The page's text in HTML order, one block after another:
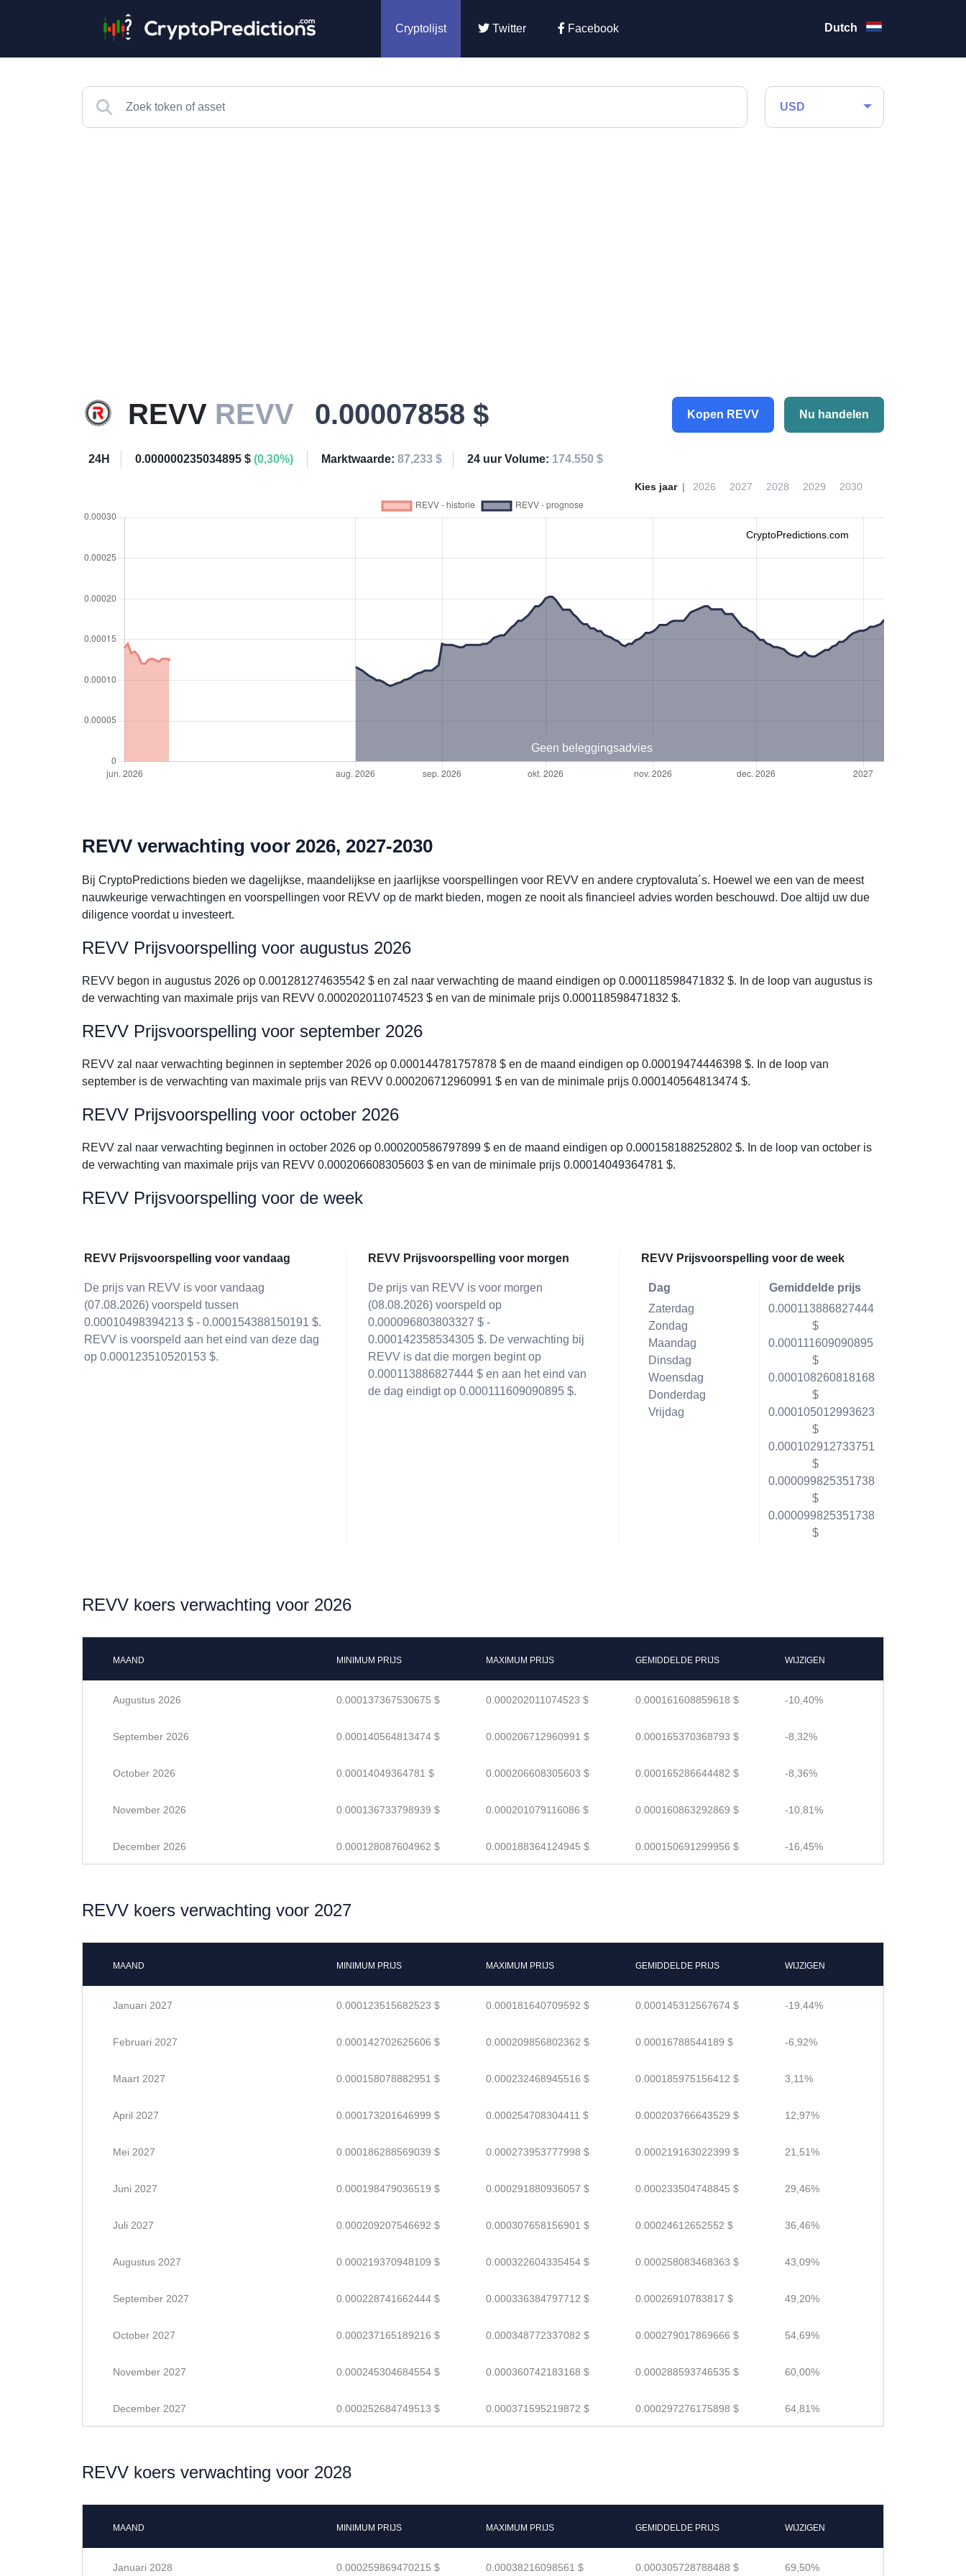
Cryptolijst Twitter Facebook Dutch
USD
REVV REVV 0.00007858 $ Kopen REVV Nu handelen
24H 0.000000235034895 $ (0,30%) Marktwaarde: 87,233 $ 24 uur Volume: 174.550 $
Kies jaar 2026 2027 2028 2029 2030
CryptoPredictions.com
Geen beleggingsadvies
REVV verwachting voor 2026, 2027-2030
Bij CryptoPredictions bieden we dagelijkse, maandelijkse en jaarlijkse voorspellingen voor REVV en andere cryptovaluta´s. Hoewel we een van de meest
nauwkeurige verwachtingen en voorspellingen voor REVV op de markt bieden, mogen ze nooit als financieel advies worden beschouwd. Doe altijd uw due
diligence voordat u investeert.
REVV Prijsvoorspelling voor augustus 2026
REVV begon in augustus 2026 op 0.001281274635542 $ en zal naar verwachting de maand eindigen op 0.000118598471832 $. In de loop van augustus is
de verwachting van maximale prijs van REVV 0.000202011074523 $ en van de minimale prijs 0.000118598471832 $.
REVV Prijsvoorspelling voor september 2026
REVV zal naar verwachting beginnen in september 2026 op 0.000144781757878 $ en de maand eindigen op 0.00019474446398 $. In de loop van
september is de verwachting van maximale prijs van REVV 0.000206712960991 $ en van de minimale prijs 0.000140564813474 $.
REVV Prijsvoorspelling voor october 2026
REVV zal naar verwachting beginnen in october 2026 op 0.000200586797899 $ en de maand eindigen op 0.000158188252802 $. In de loop van october is
de verwachting van maximale prijs van REVV 0.000206608305603 $ en van de minimale prijs 0.00014049364781 $.
REVV Prijsvoorspelling voor de week
REVV Prijsvoorspelling voor vandaag
De prijs van REVV is voor vandaag
(07.08.2026) voorspeld tussen
0.00010498394213 $ - 0.000154388150191 $.
REVV is voorspeld aan het eind van deze dag
op 0.000123510520153 $.
REVV Prijsvoorspelling voor morgen
De prijs van REVV is voor morgen
(08.08.2026) voorspeld op
0.000096803803327 $ -
0.000142358534305 $. De verwachting bij
REVV is dat die morgen begint op
0.000113886827444 $ en aan het eind van
de dag eindigt op 0.000111609090895 $.
REVV Prijsvoorspelling voor de week
Dag
Zaterdag
Zondag
Maandag
Dinsdag
Woensdag
Donderdag
Vrijdag
Gemiddelde prijs
0.000113886827444
$
0.000111609090895
$
0.000108260818168
$
0.000105012993623
$
0.000102912733751
$
0.000099825351738
$
0.000099825351738
$
REVV koers verwachting voor 2026
MAAND MINIMUM PRIJS MAXIMUM PRIJS GEMIDDELDE PRIJS WIJZIGEN
Augustus 2026 0.000137367530675 $ 0.000202011074523 $ 0.000161608859618 $ -10,40%
September 2026 0.000140564813474 $ 0.000206712960991 $ 0.000165370368793 $ -8,32%
October 2026 0.00014049364781 $ 0.000206608305603 $ 0.000165286644482 $ -8,36%
November 2026 0.000136733798939 $ 0.000201079116086 $ 0.000160863292869 $ -10,81%
December 2026 0.000128087604962 $ 0.000188364124945 $ 0.000150691299956 $ -16,45%
REVV koers verwachting voor 2027
MAAND MINIMUM PRIJS MAXIMUM PRIJS GEMIDDELDE PRIJS WIJZIGEN
Januari 2027 0.000123515682523 $ 0.000181640709592 $ 0.000145312567674 $ -19,44%
Februari 2027 0.000142702625606 $ 0.000209856802362 $ 0.00016788544189 $ -6,92%
Maart 2027 0.000158078882951 $ 0.000232468945516 $ 0.000185975156412 $ 3,11%
April 2027 0.000173201646999 $ 0.000254708304411 $ 0.000203766643529 $ 12,97%
Mei 2027 0.000186288569039 $ 0.000273953777998 $ 0.000219163022399 $ 21,51%
Juni 2027 0.000198479036519 $ 0.000291880936057 $ 0.000233504748845 $ 29,46%
Juli 2027 0.000209207546692 $ 0.000307658156901 $ 0.00024612652552 $ 36,46%
Augustus 2027 0.000219370948109 $ 0.000322604335454 $ 0.000258083468363 $ 43,09%
September 2027 0.000228741662444 $ 0.000336384797712 $ 0.00026910783817 $ 49,20%
October 2027 0.000237165189216 $ 0.000348772337082 $ 0.000279017869666 $ 54,69%
November 2027 0.000245304684554 $ 0.000360742183168 $ 0.000288593746535 $ 60,00%
December 2027 0.000252684749513 $ 0.000371595219872 $ 0.000297276175898 $ 64,81%
REVV koers verwachting voor 2028
MAAND MINIMUM PRIJS MAXIMUM PRIJS GEMIDDELDE PRIJS WIJZIGEN
Januari 2028 0.000259869470215 $ 0.00038216098561 $ 0.000305728788488 $ 69,50%